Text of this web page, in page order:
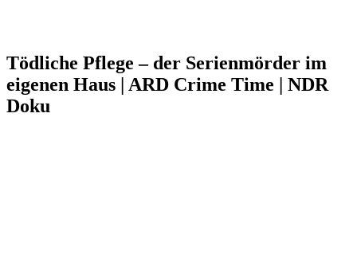
Tödliche Pflege – der Serienmörder im
eigenen Haus | ARD Crime Time | NDR
Doku